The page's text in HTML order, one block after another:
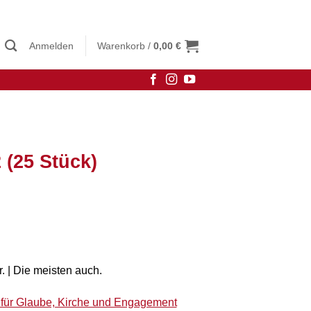
Anmelden Warenkorb / 0,00 €
Stück)
| Die meisten auch.
Glaube, Kirche und Engagement